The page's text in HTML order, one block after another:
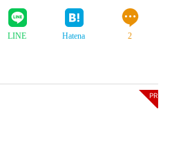
LINE Hatena 2